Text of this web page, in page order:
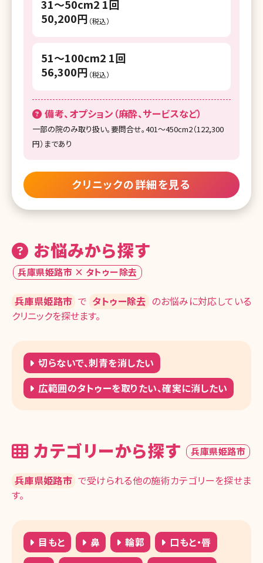
31～50cm2 1回
50,200円 （税込）
51～100cm2 1回
56,300円 （税込）
備考、オプション（麻酔、サービスなど）
一部の院のみ取り扱い。要問合せ。401～450cm2（122,300
円）まであり
クリニックの詳細を見る
お悩みから探す
兵庫県姫路市 × タトゥー除去
兵庫県姫路市 で タトゥー除去 のお悩みに対応している
クリニックを探せます。
切らないで、刺青を消したい
広範囲のタトゥーを取りたい、確実に消したい
カテゴリーから探す 兵庫県姫路市
兵庫県姫路市 で受けられる他の施術カテゴリーを探せま
す。
目もと 鼻 輪郭
口もと・唇